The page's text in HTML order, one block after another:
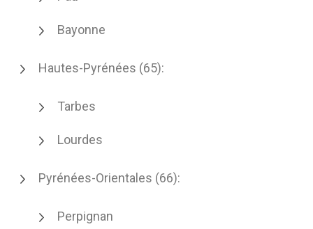
Bayonne
Hautes-Pyrénées (65):
Tarbes
Lourdes
Pyrénées-Orientales (66):
Perpignan